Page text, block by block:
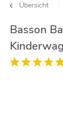
Übersicht
Basson